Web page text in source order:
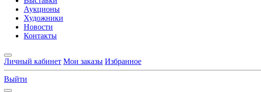
Аукционы
Художники
Новости
Контакты
Личный кабинет Мои заказы Избранное
Выйти